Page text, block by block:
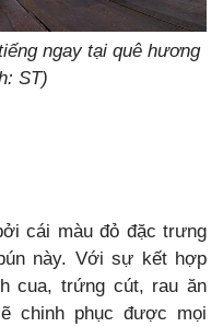
ngay tại quê hương
ST)
cái màu đỏ đặc trưng
này. Với sự kết hợp
cua, trứng cút, rau ăn
chinh phục được mọi